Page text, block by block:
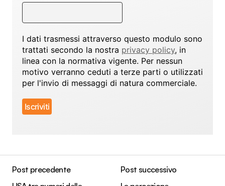
I dati trasmessi attraverso questo modulo sono
trattati secondo la nostra privacy policy, in
linea con la normativa vigente. Per nessun
motivo verranno ceduti a terze parti o utilizzati
per l'invio di messaggi di natura commerciale.
Post precedente
Post successivo